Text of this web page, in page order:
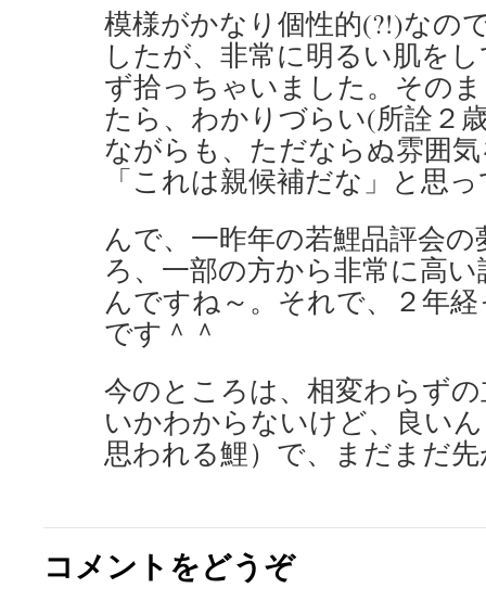
模様がかなり個性的(?!)なの
したが、非常に明るい肌を
ず拾っちゃいました。その
たら、わかりづらい(所詮２
ながらも、ただならぬ雰囲
「これは親候補だな」と思
んで、一昨年の若鯉品評会
ろ、一部の方から非常に高
んですね～。それで、２年
です＾＾
今のところは、相変わらず
いかわからないけど、良い
思われる鯉）で、まだまだ
コメントをどうぞ